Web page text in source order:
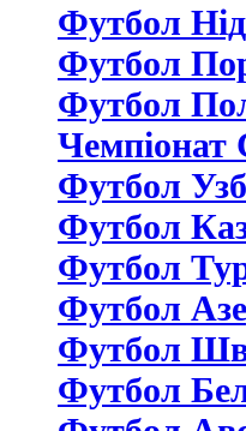
Футбол
Футбол
Футбол
Чемпіонат
Футбол
Футбол
Футбол
Футбол
Футбол
Футбол